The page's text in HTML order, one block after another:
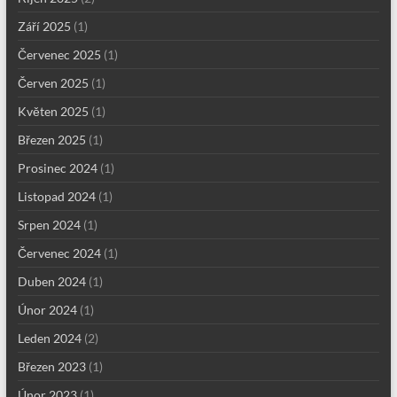
Září 2025 (1)
Červenec 2025 (1)
Červen 2025 (1)
Květen 2025 (1)
Březen 2025 (1)
Prosinec 2024(1)
Listopad 2024(1)
Srpen 2024(1)
Červenec 2024(1)
Duben 2024(1)
Únor 2024(1)
Leden 2024(2)
Březen 2023(1)